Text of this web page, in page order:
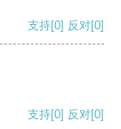
支持[0] 反对[0]
支持[0] 反对[0]